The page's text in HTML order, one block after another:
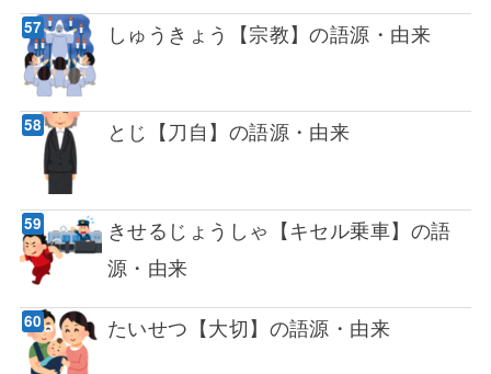
しゅうきょう【宗教】の語源・由来
とじ【刀自】の語源・由来
きせるじょうしゃ【キセル乗車】の語
源・由来
たいせつ【大切】の語源・由来